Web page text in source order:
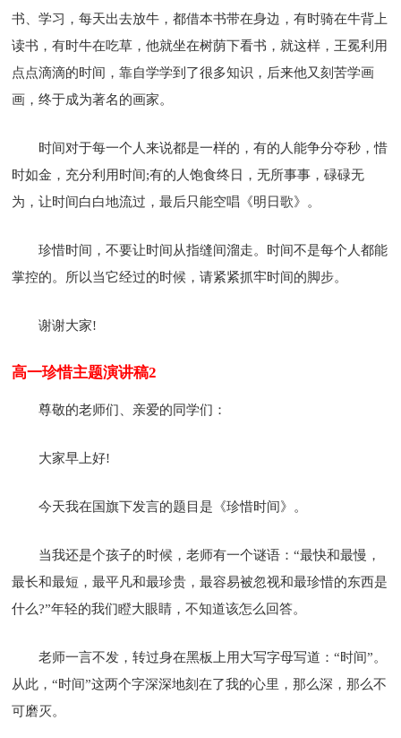
书、学习，每天出去放牛，都借本书带在身边，有时骑在牛背上
读书，有时牛在吃草，他就坐在树荫下看书，就这样，王冕利用
点点滴滴的时间，靠自学学到了很多知识，后来他又刻苦学画
画，终于成为著名的画家。
时间对于每一个人来说都是一样的，有的人能争分夺秒，惜
时如金，充分利用时间;有的人饱食终日，无所事事，碌碌无
为，让时间白白地流过，最后只能空唱《明日歌》。
珍惜时间，不要让时间从指缝间溜走。时间不是每个人都能
掌控的。所以当它经过的时候，请紧紧抓牢时间的脚步。
谢谢大家!
高一珍惜主题演讲稿2
尊敬的老师们、亲爱的同学们：
大家早上好!
今天我在国旗下发言的题目是《珍惜时间》。
当我还是个孩子的时候，老师有一个谜语：“最快和最慢，
最长和最短，最平凡和最珍贵，最容易被忽视和最珍惜的东西是
什么?”年轻的我们瞪大眼睛，不知道该怎么回答。
老师一言不发，转过身在黑板上用大写字母写道：“时间”。
从此，“时间”这两个字深深地刻在了我的心里，那么深，那么不
可磨灭。